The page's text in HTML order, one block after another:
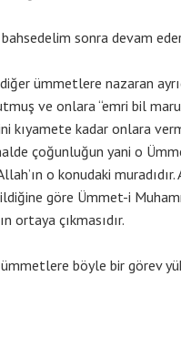
sonra devam
ümmetlere nazaran
ve onlara “emri bil
kıyamete kadar onlara
çoğunluğun yani o
o konudaki muradıdır.
göre Ümmet-i
ortaya çıkmasıdır.
böyle bir görev